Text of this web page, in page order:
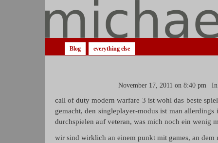
Blog everything else
November 17, 2011 on 8:40 pm |
call of duty modern warfare 3 ist wohl das beste
gemacht, den singleplayer-modus ist man
durchspielen auf veteran, was mich noch ein wenig
wir sind wirklich an einem punkt mit games, an dem